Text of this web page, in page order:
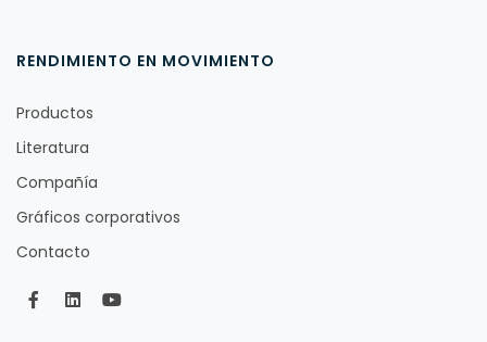
RENDIMIENTO EN MOVIMIENTO
Productos
Literatura
Compañía
Gráficos corporativos
Contacto